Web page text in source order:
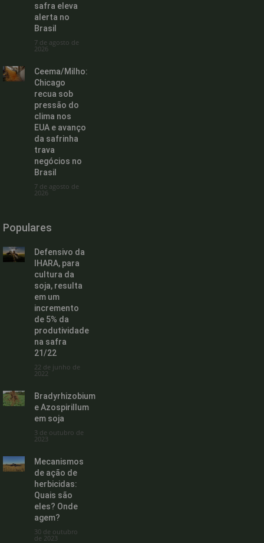
safra eleva
alerta no
Brasil
7 de agosto de
2026
Ceema/Milho:
Chicago
recua sob
pressão do
clima nos
EUA e avanço
da safrinha
trava
negócios no
Brasil
7 de agosto de
2026
Populares
Defensivo da
IHARA, para
cultura da
soja, resulta
em um
incremento
de 5% da
produtividade
na safra
21/22
22 de junho de
2022
Bradyrhizobium
e Azospirillum
em soja
3 de outubro de
2023
Mecanismos
de ação de
herbicidas:
Quais são
eles? Onde
agem?
30 de outubro
de 2023